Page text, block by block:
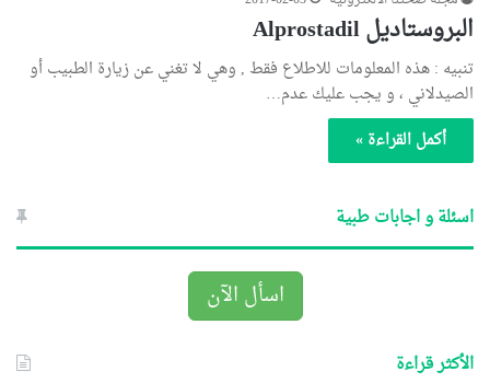
البروستاديل Alprostadil
تنبيه : هذه المعلومات للاطلاع فقط , وهي لا تغني عن زيارة الطبيب أو
الصيدلاني ، و يجب عليك عدم…
أكمل القراءة »
اسئلة و اجابات طبية
اسأل الآن
الأكثر قراءة